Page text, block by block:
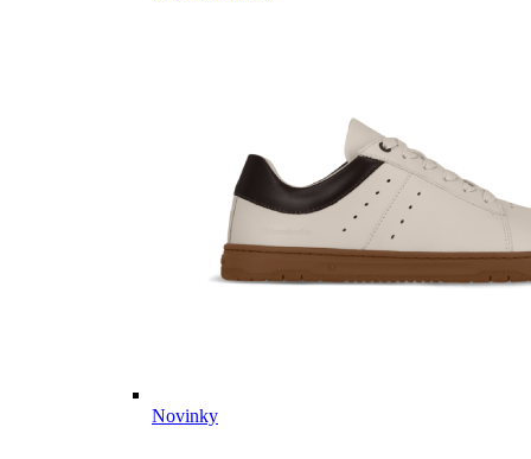
Novinky